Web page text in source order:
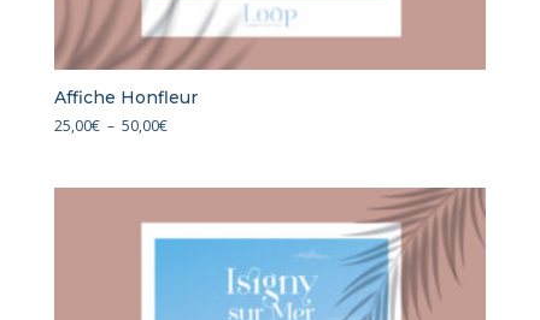
Affiche Honfleur
25,00€ – 50,00€Plage
à
50,00€